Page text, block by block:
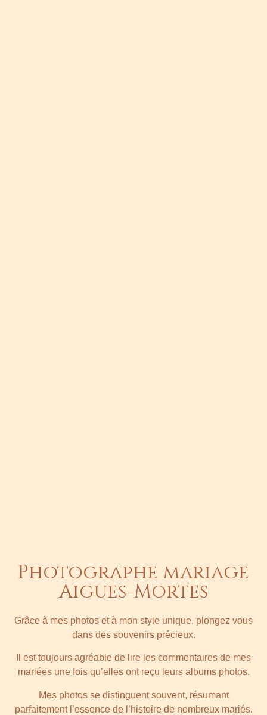
Photographe mariage
Aigues-Mortes
Grâce à mes photos et à mon style unique, plongez vous
dans des souvenirs précieux.
Il est toujours agréable de lire les commentaires de mes
mariées une fois qu’elles ont reçu leurs albums photos.
Mes photos se distinguent souvent, résumant
parfaitement l’essence de l’histoire de nombreux mariés.